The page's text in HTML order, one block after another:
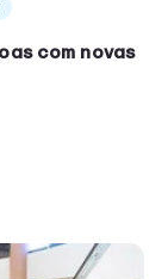
com novas